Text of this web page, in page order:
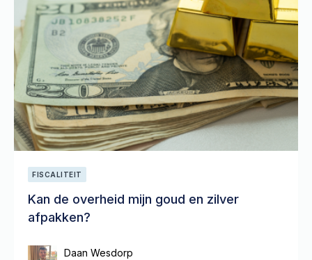
FISCALITEIT
Kan de overheid mijn goud en zilver
afpakken?
Daan Wesdorp